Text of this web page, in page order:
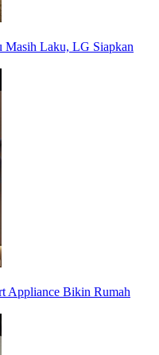
Masih Laku, LG Siapkan
Appliance Bikin Rumah